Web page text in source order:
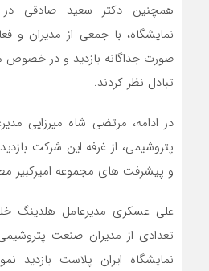
همچنین دکتر سعید صادقی در
نمایشگاه، با جمعی از مدیران و
صورت جداگانه بازدید و در
تبادل نظر کردند.
در ادامه، مرتضی شاه میرزایی
پتروشیمی، از غرفه این شرکت
و پیشرفت های مجموعه امیرکبیر
علی عسکری مدیرعامل هلدینگ
تعدادی از مدیران صنعت
نمایشگاه ایران پلاست بازدید